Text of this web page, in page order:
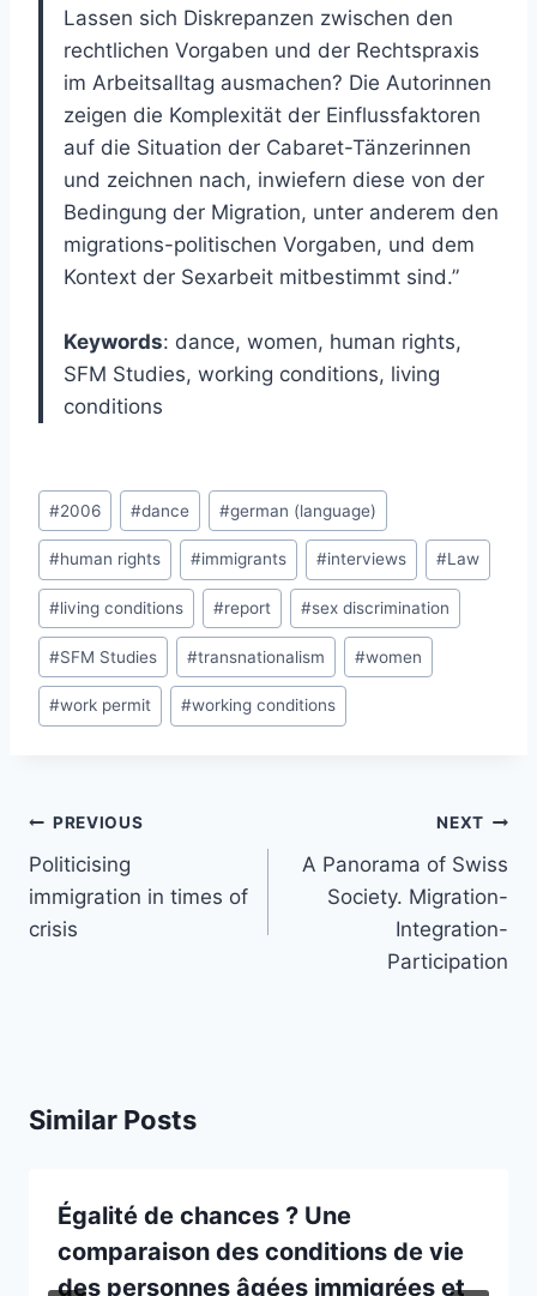
Lassen sich Diskrepanzen zwischen den
rechtlichen Vorgaben und der Rechtspraxis
im Arbeitsalltag ausmachen? Die Autorinnen
zeigen die Komplexität der Einflussfaktoren
auf die Situation der Cabaret-Tänzerinnen
und zeichnen nach, inwiefern diese von der
Bedingung der Migration, unter anderem den
migrations-politischen Vorgaben, und dem
Kontext der Sexarbeit mitbestimmt sind.”
Keywords: dance, women, human rights,
SFM Studies, working conditions, living
conditions
Post
Tags:
#2006 #dance #german (language)
#human rights #immigrants #interviews #Law
#living conditions #report #sex discrimination
#SFM Studies #transnationalism #women
#work permit #working conditions
Post
navigation
PREVIOUS
Politicising
immigration in times of
crisis
NEXT
A Panorama of Swiss
Society. Migration-
Integration-
Participation
Similar Posts
‪Égalité de chances ? Une
comparaison des conditions de vie
des personnes âgées immigrées et